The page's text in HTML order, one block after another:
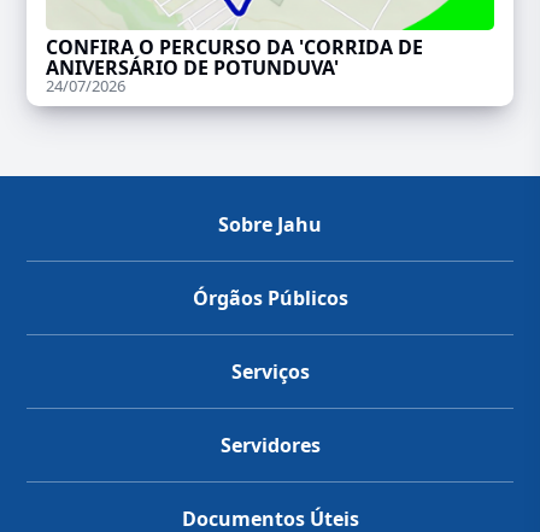
CONFIRA O PERCURSO DA 'CORRIDA DE
ANIVERSÁRIO DE POTUNDUVA'
24/07/2026
Sobre Jahu
Órgãos Públicos
Serviços
Servidores
Documentos Úteis